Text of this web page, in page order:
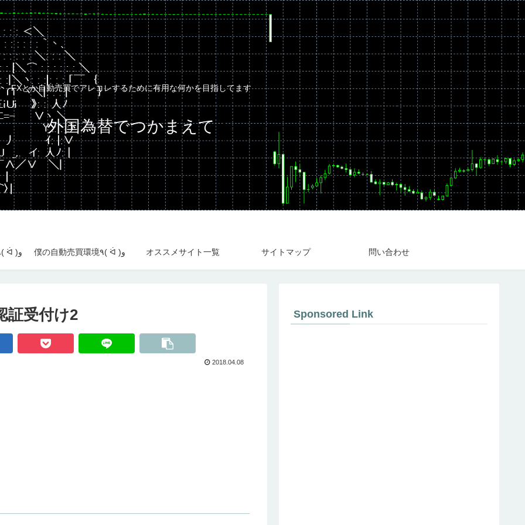
FXとか自動売買でアレコレするために有用な何かを目指してます
外国為替でつかまえて
自動売買運用成績٩( ᐛ )و 僕の自動売買環境٩( ᐛ )و オススメサイト一覧 サイトマップ 問い合わせ
証受付け2
2018.04.08
Sponsored Link